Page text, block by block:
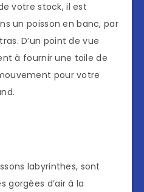
votre stock, il est
un poisson en banc, par
D’un point de vue
à fournir une toile de
pour votre
labyrinthes, sont
gorgées d’air à la